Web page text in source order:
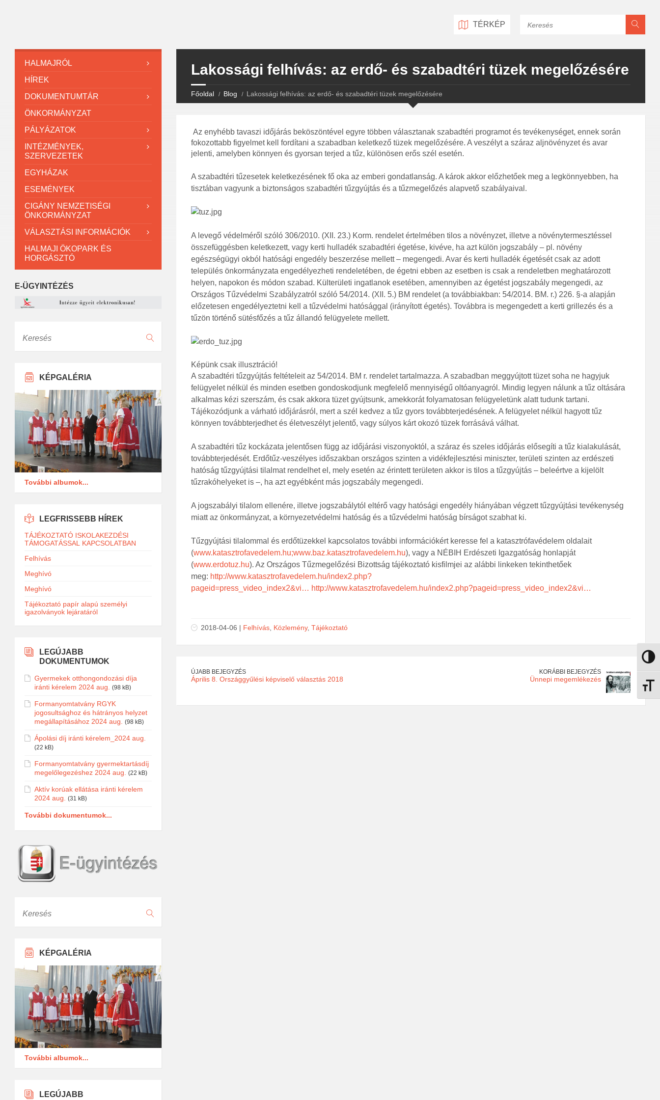
Nagy
TÉRKÉP
Lakossági felhívás: az erdő- és szabadtéri tüzek megelőzésére
Főoldal Blog Lakossági felhívás: az erdő- és szabadtéri tüzek megelőzésére
Az enyhébb tavaszi időjárás beköszöntével egyre többen választanak szabadtéri programot és tevékenységet, ennek során
fokozottabb figyelmet kell fordítani a szabadban keletkező tüzek megelőzésére. A veszélyt a száraz aljnövényzet és avar
jelenti, amelyben könnyen és gyorsan terjed a tűz, különösen erős szél esetén.
A szabadtéri tűzesetek keletkezésének fő oka az emberi gondatlanság. A károk akkor előzhetőek meg a legkönnyebben, ha
tisztában vagyunk a biztonságos szabadtéri tűzgyújtás és a tűzmegelőzés alapvető szabályaival.
A levegő védelméről szóló 306/2010. (XII. 23.) Korm. rendelet értelmében tilos a növényzet, illetve a növénytermesztéssel
összefüggésben keletkezett, vagy kerti hulladék szabadtéri égetése, kivéve, ha azt külön jogszabály – pl. növény
egészségügyi okból hatósági engedély beszerzése mellett – megengedi. Avar és kerti hulladék égetését csak az adott
település önkormányzata engedélyezheti rendeletében, de égetni ebben az esetben is csak a rendeletben meghatározott
helyen, napokon és módon szabad. Külterületi ingatlanok esetében, amennyiben az égetést jogszabály megengedi, az
Országos Tűzvédelmi Szabályzatról szóló 54/2014. (XII. 5.) BM rendelet (a továbbiakban: 54/2014. BM. r.) 226. §-a alapján
előzetesen engedélyeztetni kell a tűzvédelmi hatósággal (irányított égetés). Továbbra is megengedett a kerti grillezés és a
tűzön történő sütésfőzés a tűz állandó felügyelete mellett.
Képünk csak illusztráció!
A szabadtéri tűzgyújtás feltételeit az 54/2014. BM r. rendelet tartalmazza. A szabadban meggyújtott tüzet soha ne hagyjuk
felügyelet nélkül és minden esetben gondoskodjunk megfelelő mennyiségű oltóanyagról. Mindig legyen nálunk a tűz oltására
alkalmas kézi szerszám, és csak akkora tüzet gyújtsunk, amekkorát folyamatosan felügyeletünk alatt tudunk tartani.
Tájékozódjunk a várható időjárásról, mert a szél kedvez a tűz gyors továbbterjedésének. A felügyelet nélkül hagyott tűz
könnyen továbbterjedhet és életveszélyt jelentő, vagy súlyos kárt okozó tüzek forrásává válhat.
A szabadtéri tűz kockázata jelentősen függ az időjárási viszonyoktól, a száraz és szeles időjárás elősegíti a tűz kialakulását,
továbbterjedését. Erdőtűz-veszélyes időszakban országos szinten a vidékfejlesztési miniszter, területi szinten az erdészeti
hatóság tűzgyújtási tilalmat rendelhet el, mely esetén az érintett területen akkor is tilos a tűzgyújtás – beleértve a kijelölt
tűzrakóhelyeket is –, ha azt egyébként más jogszabály megengedi.
A jogszabályi tilalom ellenére, illetve jogszabálytól eltérő vagy hatósági engedély hiányában végzett tűzgyújtási tevékenység
miatt az önkormányzat, a környezetvédelmi hatóság és a tűzvédelmi hatóság bírságot szabhat ki.
Tűzgyújtási tilalommal és erdőtüzekkel kapcsolatos további információkért keresse fel a katasztrófavédelem oldalait
(www.katasztrofavedelem.hu;www.baz.katasztrofavedelem.hu), vagy a NÉBIH Erdészeti Igazgatóság honlapját
(www.erdotuz.hu). Az Országos Tűzmegelőzési Bizottság tájékoztató kisfilmjei az alábbi linkeken tekinthetőek
meg: http://www.katasztrofavedelem.hu/index2.php?
pageid=press_video_index2&vi… http://www.katasztrofavedelem.hu/index2.php?pageid=press_video_index2&vi…
2018-04-06 | Felhívás, Közlemény, Tájékoztató
ÚJABB BEJEGYZÉS
Április 8. Országgyűlési képviselő választás 2018
KORÁBBI BEJEGYZÉS
Ünnepi megemlékezés
HALMAJRÓL
HÍREK
DOKUMENTUMTÁR
ÖNKORMÁNYZAT
PÁLYÁZATOK
INTÉZMÉNYEK,
SZERVEZETEK
EGYHÁZAK
ESEMÉNYEK
CIGÁNY NEMZETISÉGI
ÖNKORMÁNYZAT
VÁLASZTÁSI INFORMÁCIÓK
HALMAJI ÖKOPARK ÉS
HORGÁSZTÓ
E-ÜGYINTÉZÉS
KÉPGALÉRIA
További albumok...
LEGFRISSEBB HÍREK
TÁJÉKOZTATÓ ISKOLAKEZDÉSI
TÁMOGATÁSSAL KAPCSOLATBAN
Felhívás
Meghívó
Meghívó
Tájékoztató papír alapú személyi
igazolványok lejáratáról
LEGÚJABB
DOKUMENTUMOK
Gyermekek otthongondozási díja
iránti kérelem 2024 aug.
(98 kB)
Formanyomtatvány RGYK
jogosultsághoz és hátrányos helyzet
megállapításához 2024 aug.
(98 kB)
Ápolási díj iránti kérelem_2024 aug.
(22 kB)
Formanyomtatvány gyermektartásdíj
megelőlegezéshez 2024 aug.
(22 kB)
Aktív korúak ellátása iránti kérelem
2024 aug.
(31 kB)
További dokumentumok...
KÉPGALÉRIA
További albumok...
LEGÚJABB